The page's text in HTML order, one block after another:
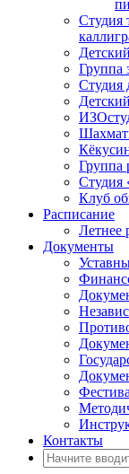
Студия
Группа
Студия
Группа
Cтудия
Клуб
Расписание
Летнее
Документы
Контакты